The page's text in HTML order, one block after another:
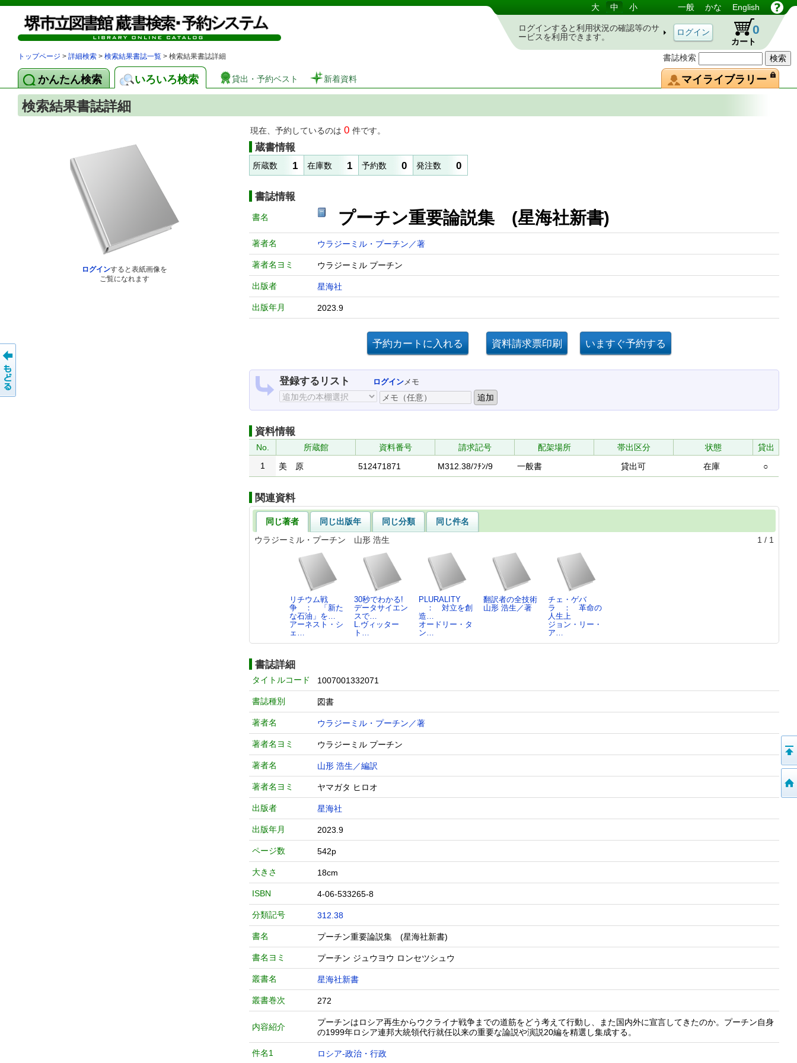
図書館 蔵書検索・予約システム
書誌検索
大 中 小 一般 かな English
ログインすると利用状況の確認等のサ
ービスを利用できます。
カート
0
トップページ > 詳細検索 > 検索結果書誌一覧 > 検索結果書誌詳細
かんたん検索 いろいろ検索 貸出・予約ベスト 新着資料 マイライブラリー
検索結果書誌詳細
ログインすると表紙画像を
ご覧になれます
現在、予約しているのは 0 件です。
蔵書情報
所蔵数 1 在庫数 1 予約数 0 発注数 0
書誌情報
書名 プーチン重要論説集 (星海社新書)
著者名 ウラジーミル・プーチン／著
著者名ヨミ ウラジーミル プーチン
出版者 星海社
出版年月 2023.9
登録するリスト ログインメモ
資料情報
No. 所蔵館 資料番号 請求記号 配架場所 帯出区分 状態
貸出
1
美 原 512471871 M312.38/ﾌﾁﾝ/9 一般書 貸出可 在庫 ○
関連資料
同じ著者 同じ出版年 同じ分類
同じ件名
ウラジーミル・プーチン 山形 浩生
1 / 1
リチウム戦
争 ： 「新た
な石油」を…
アーネスト・シ
ェ…
30秒でわかる!
データサイエン
スで…
L.ヴィッター
ト…
PLURALITY
： 対立を創
造…
オードリー・タ
ン…
翻訳者の全技術
山形 浩生／著
チェ・ゲバ
ラ ： 革命の
人生上
ジョン・リー・
ア…
書誌詳細
タイトルコード 1007001332071
書誌種別 図書
著者名 ウラジーミル・プーチン／著
著者名ヨミ ウラジーミル プーチン
著者名 山形 浩生／編訳
著者名ヨミ ヤマガタ ヒロオ
出版者 星海社
出版年月 2023.9
ページ数 542p
大きさ 18cm
ISBN 4-06-533265-8
分類記号 312.38
書名 プーチン重要論説集 (星海社新書)
書名ヨミ プーチン ジュウヨウ ロンセツシュウ
叢書名 星海社新書
叢書巻次 272
内容紹介
プーチンはロシア再生からウクライナ戦争までの道筋をどう考えて行動し、また国内外に宣言してきたのか。プーチン自身
の1999年ロシア連邦大統領代行就任以来の重要な論説や演説20編を精選し集成する。
件名1 ロシア-政治・行政